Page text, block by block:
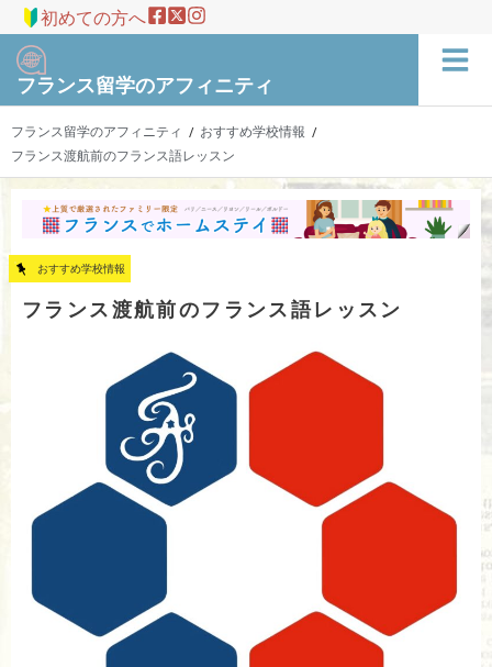
初めての方へ
フランス留学のアフィニティ
フランス留学のアフィニティ / おすすめ学校情報 /
フランス渡航前のフランス語レッスン
おすすめ学校情報
フランス渡航前のフランス語レッスン